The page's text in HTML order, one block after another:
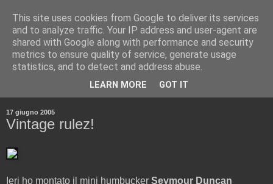
17 giugno 2005
Vintage rulez!
Ieri ho montato il mini humbucker Seymour Duncan
This site uses cookies from Google to deliver its services
and to analyze traffic. Your IP address and user-agent are
shared with Google along with performance and security
metrics to ensure quality of service, generate usage
statistics, and to detect and address abuse.
LEARN MORE GOT IT